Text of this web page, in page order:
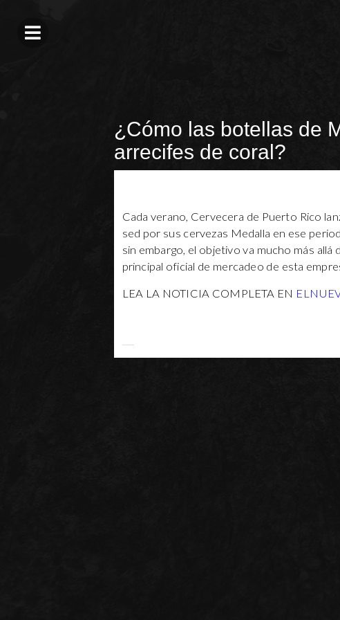
¿Cómo las botellas de
arrecifes de coral?
Cada verano, Cervecera de Puerto Rico
sed por sus cervezas Medalla en ese
sin embargo, el objetivo va mucho más
principal oficial de mercadeo de esta
LEA LA NOTICIA COMPLETA EN